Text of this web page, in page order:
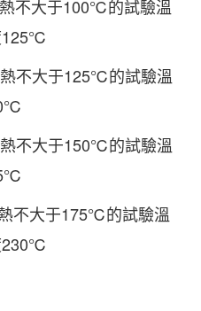
不大于100℃的試驗溫
125℃
不大于125℃的試驗溫
℃
不大于150℃的試驗溫
℃
不大于175℃的試驗溫
230℃